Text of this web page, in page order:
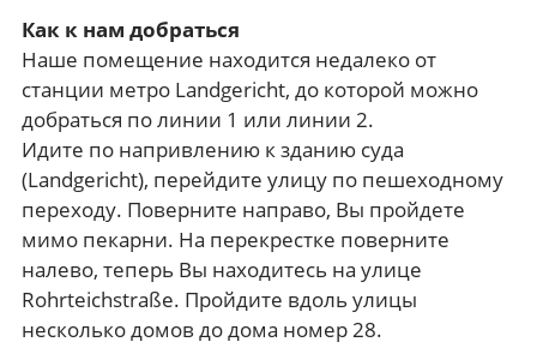
Как к нам добраться
Наше помещение находится недалеко от
станции метро Landgericht, до которой можно
добраться по линии 1 или линии 2.
Идите по напривлению к зданию суда
(Landgericht), перейдите улицу по пешеходному
переходу. Поверните направо, Вы пройдете
мимо пекарни. На перекрестке поверните
налево, теперь Вы находитесь на улице
Rohrteichstraße. Пройдите вдоль улицы
несколько домов до дома номер 28.